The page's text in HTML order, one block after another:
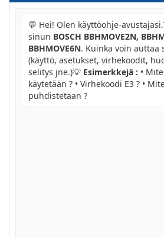
💬 Hei! Olen käyttöohje-
sinun BOSCH BBHMOVE2N,
BBHMOVE6N. Kuinka voin auttaa
(käyttö, asetukset, virhekoodit,
selitys jne.)💡 Esimerkkejä : •
käytetään ? • Virhekoodi E3 ? •
puhdistetaan ?